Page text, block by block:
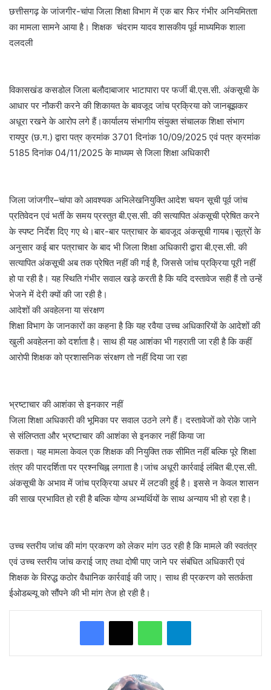
छत्तीसगढ़ के जांजगीर-चांपा जिला शिक्षा विभाग में एक बार फिर गंभीर अनियमितता
का मामला सामने आया है। शिक्षक चंदराम यादव शासकीय पूर्व माध्यमिक शाला
दलदली
विकासखंड कसडोल जिला बलौदाबाजार भाटापारा पर फर्जी बी.एस.सी. अंकसूची के
आधार पर नौकरी करने की शिकायत के बावजूद जांच प्रक्रिया को जानबूझकर
अधूरा रखने के आरोप लगे हैं।कार्यालय संभागीय संयुक्त संचालक शिक्षा संभाग
रायपुर (छ.ग.) द्वारा पत्र क्रमांक 3701 दिनांक 10/09/2025 एवं पत्र क्रमांक
5185 दिनांक 04/11/2025 के माध्यम से जिला शिक्षा अधिकारी
जिला जांजगीर–चांपा को आवश्यक अभिलेखनियुक्ति आदेश चयन सूची पूर्व जांच
प्रतिवेदन एवं भर्ती के समय प्रस्तुत बी.एस.सी. की सत्यापित अंकसूची प्रेषित करने
के स्पष्ट निर्देश दिए गए थे।बार-बार पत्राचार के बावजूद अंकसूची गायब।सूत्रों के
अनुसार कई बार पत्राचार के बाद भी जिला शिक्षा अधिकारी द्वारा बी.एस.सी. की
सत्यापित अंकसूची अब तक प्रेषित नहीं की गई है, जिससे जांच प्रक्रिया पूरी नहीं
हो पा रही है। यह स्थिति गंभीर सवाल खड़े करती है कि यदि दस्तावेज सही हैं तो उन्हें
भेजने में देरी क्यों की जा रही है।
आदेशों की अवहेलना या संरक्षण
शिक्षा विभाग के जानकारों का कहना है कि यह रवैया उच्च अधिकारियों के आदेशों की
खुली अवहेलना को दर्शाता है। साथ ही यह आशंका भी गहराती जा रही है कि कहीं
आरोपी शिक्षक को प्रशासनिक संरक्षण तो नहीं दिया जा रहा
भ्रष्टाचार की आशंका से इनकार नहीं
जिला शिक्षा अधिकारी की भूमिका पर सवाल उठने लगे हैं। दस्तावेजों को रोके जाने
से संलिप्तता और भ्रष्टाचार की आशंका से इनकार नहीं किया जा
सकता। यह मामला केवल एक शिक्षक की नियुक्ति तक सीमित नहीं बल्कि पूरे शिक्षा
तंत्र की पारदर्शिता पर प्रश्नचिह्न लगाता है।जांच अधूरी कार्रवाई लंबित बी.एस.सी.
अंकसूची के अभाव में जांच प्रक्रिया अधर में लटकी हुई है। इससे न केवल शासन
की साख प्रभावित हो रही है बल्कि योग्य अभ्यर्थियों के साथ अन्याय भी हो रहा है।
उच्च स्तरीय जांच की मांग प्रकरण को लेकर मांग उठ रही है कि मामले की स्वतंत्र
एवं उच्च स्तरीय जांच कराई जाए तथा दोषी पाए जाने पर संबंधित अधिकारी एवं
शिक्षक के विरुद्ध कठोर वैधानिक कार्रवाई की जाए। साथ ही प्रकरण को सतर्कता
ईओडब्ल्यू को सौंपने की भी मांग तेज हो रही है।
WhatsAppTelegram